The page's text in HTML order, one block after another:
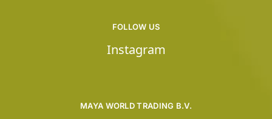
MAYA WORLD TRADING B.V.
FOLLOW US
Instagram